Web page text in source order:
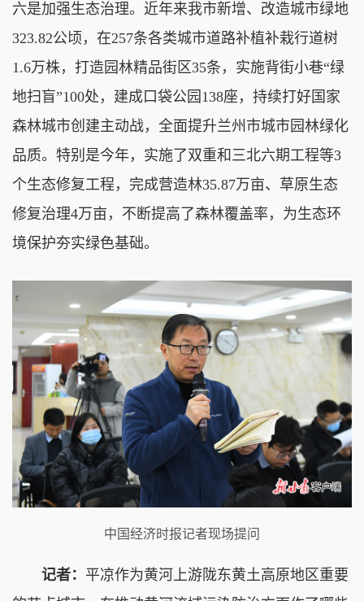
六是加强生态治理。近年来我市新增、改造城市绿地
323.82公顷，在257条各类城市道路补植补栽行道树
1.6万株，打造园林精品街区35条，实施背街小巷“绿
地扫盲”100处，建成口袋公园138座，持续打好国家
森林城市创建主动战，全面提升兰州市城市园林绿化
品质。特别是今年，实施了双重和三北六期工程等3
个生态修复工程，完成营造林35.87万亩、草原生态
修复治理4万亩，不断提高了森林覆盖率，为生态环
境保护夯实绿色基础。
中国经济时报记者现场提问
记者： 平凉作为黄河上游陇东黄土高原地区重要